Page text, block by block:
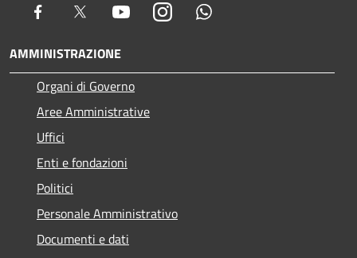
Facebook Twitter YoutubeInstagram
AMMINISTRAZIONE
Organi di Governo
Aree Amministrative
Uffici
Enti e fondazioni
Politici
Personale Amministrativo
Documenti e dati